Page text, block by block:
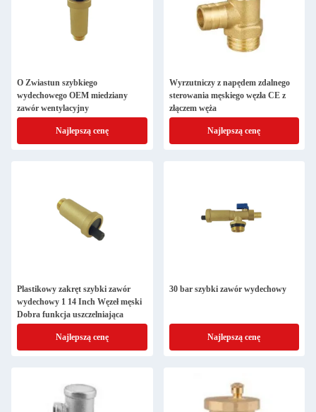
O Zwiastun szybkiego
wydechowego OEM miedziany
zawór wentylacyjny
Najlepszą cenę
Wyrzutniczy z napędem zdalnego
sterowania męskiego węzła CE z
złączem węża
Najlepszą cenę
Plastikowy zakręt szybki zawór
wydechowy 1 14 Inch Węzeł męski
Dobra funkcja uszczelniająca
Najlepszą cenę
30 bar szybki zawór wydechowy
Najlepszą cenę